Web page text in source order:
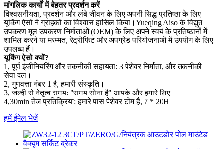
मांगलिक कार्यों में बेहतर प्रदर्शन करें
विश्वसनीयता, प्रदर्शन और लंबे जीवन के लिए अपनी सिद्ध प्रतिष्ठा के लिए
यूकिंग ऐसो ने ग्राहकों का विश्वास हासिल किया।Yueqing Aiso के विद्युत
उपकरण मूल उपकरण निर्माताओं (OEM) के लिए अपने स्वयं के प्रतिष्ठानों में
शामिल करने या मरम्मत, रेट्रोफिट और अपग्रेड परियोजनाओं में उपयोग के लिए
उपलब्ध हैं।
यूकिंग ऐसो क्यों?
1, पूर्ण इंजीनियरिंग और तकनीकी सहायता: 3 पेशेवर निर्माता, और तकनीकी
सेवा दल।
2, गुणवत्ता नंबर 1 है, हमारी संस्कृति।
3, जल्दी से नेतृत्व समय: "समय सोना है" आपके और हमारे लिए
4,30min तेज प्रतिक्रिया: हमारे पास पेशेवर टीम है, 7 * 20H
हमें ईमेल भेजें